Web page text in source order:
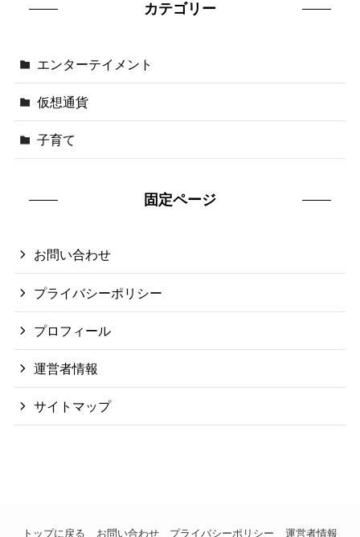
カテゴリー
エンターテイメント
仮想通貨
子育て
固定ページ
お問い合わせ
プライバシーポリシー
プロフィール
運営者情報
サイトマップ
トップに戻る お問い合わせ プライバシーポリシー 運営者情報